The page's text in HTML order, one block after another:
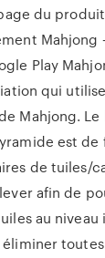
du
Mahjong
Play
qui
Mahjong.
est de
de tuiles/
afin de
au niveau
éliminer